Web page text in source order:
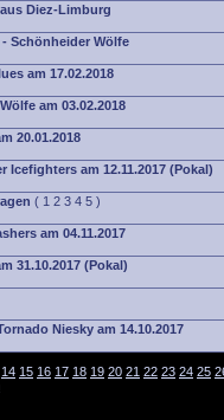
Diez-Limburg
Schönheider Wölfe
am 17.02.2018
am 03.02.2018
20.01.2018
Icefighters am 12.11.2017 (Pokal)
( 1 2 3 4 5 )
am 04.11.2017
31.10.2017 (Pokal)
Niesky am 14.10.2017
14 15 16 17 18 19 20 21 22 23 24 25